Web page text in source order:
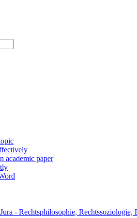
academic paper
Jura - Rechtsphilosophie, Rechtssoziologie,